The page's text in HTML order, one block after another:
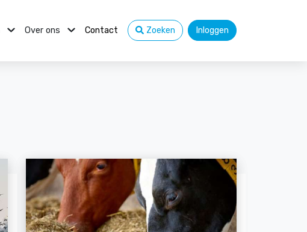
Over ons Contact Zoeken Inloggen